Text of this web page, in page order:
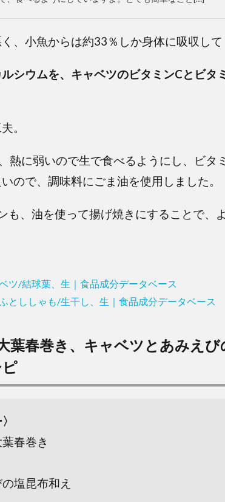
、小魚からは約33％しか身体に吸収して
シウムを、キャベツのビタミンCとビタ
。
熱に弱いので生で食べるようにし、ビタ
ので、調味料にごま油を使用しました。
も、油を使って揚げ焼きにすることで、
ツ/結球葉、生｜食品成分データベース
とししゃも/生干し、生｜食品成分データベース
葉春巻き、キャベツとあみえ
春巻き
塩昆布和え